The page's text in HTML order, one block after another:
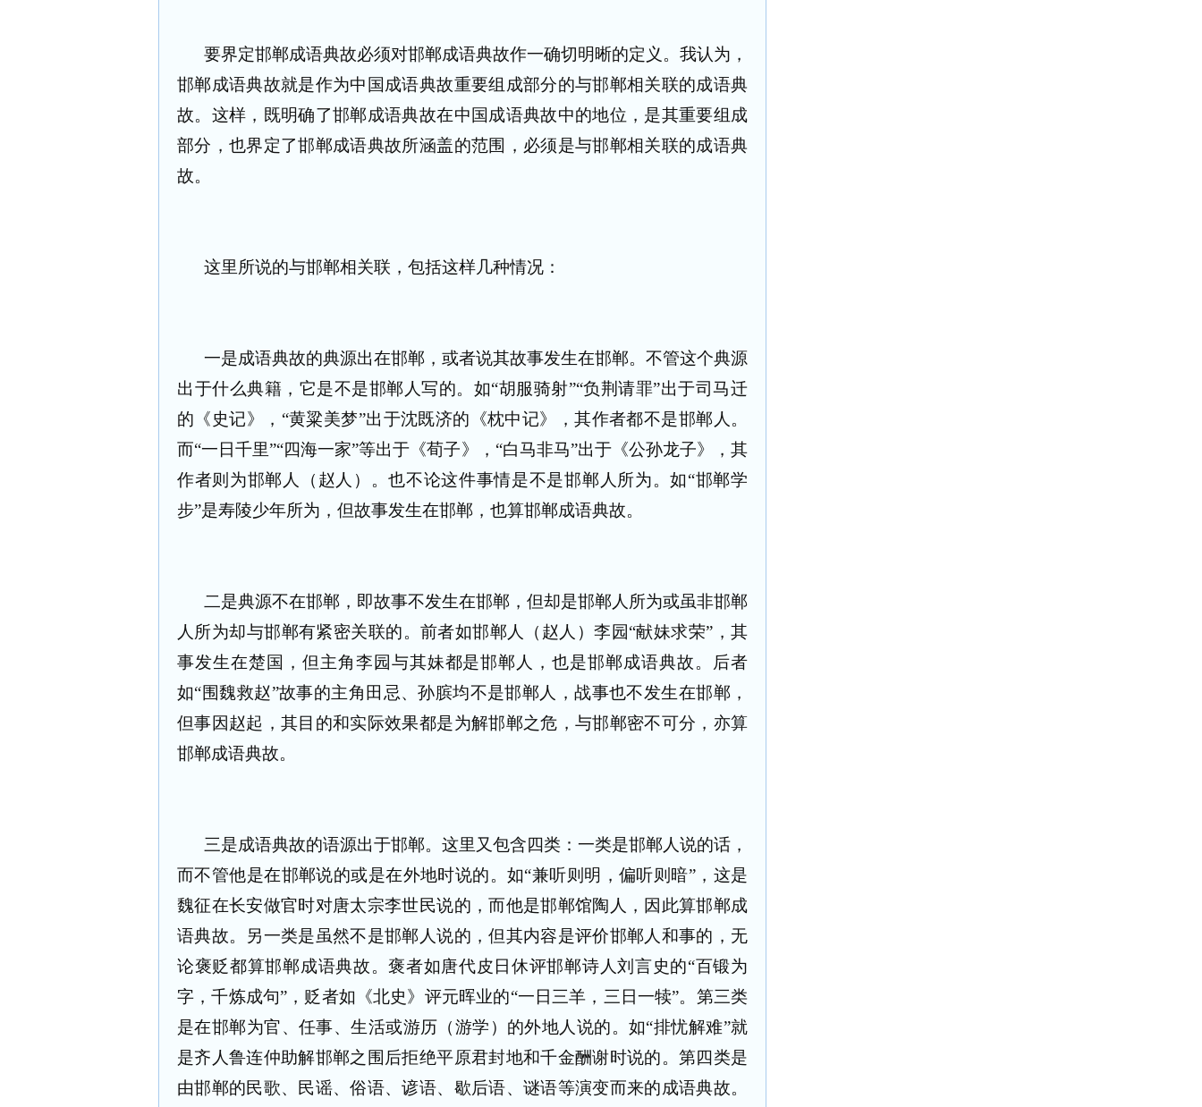
要界定邯郸成语典故必须对邯郸成语典故作一确切明晰的定义。我认为，
邯郸成语典故就是作为中国成语典故重要组成部分的与邯郸相关联的成语典
故。这样，既明确了邯郸成语典故在中国成语典故中的地位，是其重要组成
部分，也界定了邯郸成语典故所涵盖的范围，必须是与邯郸相关联的成语典
故。
这里所说的与邯郸相关联，包括这样几种情况：
一是成语典故的典源出在邯郸，或者说其故事发生在邯郸。不管这个典源
出于什么典籍，它是不是邯郸人写的。如“胡服骑射”“负荆请罪”出于司马迁
的《史记》，“黄粱美梦”出于沈既济的《枕中记》，其作者都不是邯郸人。
而“一日千里”“四海一家”等出于《荀子》，“白马非马”出于《公孙龙子》，其
作者则为邯郸人（赵人）。也不论这件事情是不是邯郸人所为。如“邯郸学
步”是寿陵少年所为，但故事发生在邯郸，也算邯郸成语典故。
二是典源不在邯郸，即故事不发生在邯郸，但却是邯郸人所为或虽非邯郸
人所为却与邯郸有紧密关联的。前者如邯郸人（赵人）李园“献妹求荣”，其
事发生在楚国，但主角李园与其妹都是邯郸人，也是邯郸成语典故。后者
如“围魏救赵”故事的主角田忌、孙膑均不是邯郸人，战事也不发生在邯郸，
但事因赵起，其目的和实际效果都是为解邯郸之危，与邯郸密不可分，亦算
邯郸成语典故。
三是成语典故的语源出于邯郸。这里又包含四类：一类是邯郸人说的话，
而不管他是在邯郸说的或是在外地时说的。如“兼听则明，偏听则暗”，这是
魏征在长安做官时对唐太宗李世民说的，而他是邯郸馆陶人，因此算邯郸成
语典故。另一类是虽然不是邯郸人说的，但其内容是评价邯郸人和事的，无
论褒贬都算邯郸成语典故。褒者如唐代皮日休评邯郸诗人刘言史的“百锻为
字，千炼成句”，贬者如《北史》评元晖业的“一日三羊，三日一犊”。第三类
是在邯郸为官、任事、生活或游历（游学）的外地人说的。如“排忧解难”就
是齐人鲁连仲助解邯郸之围后拒绝平原君封地和千金酬谢时说的。第四类是
由邯郸的民歌、民谣、俗语、谚语、歇后语、谜语等演变而来的成语典故。